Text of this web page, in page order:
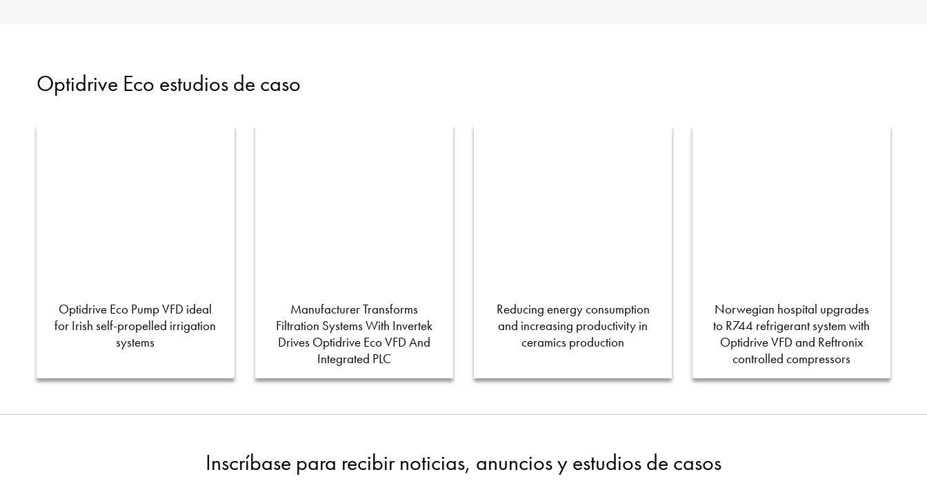
Optidrive Eco estudios de caso
Optidrive Eco Pump VFD ideal
for Irish self-propelled irrigation
systems
Manufacturer Transforms
Filtration Systems With Invertek
Drives Optidrive Eco VFD And
Integrated PLC
Reducing energy consumption
and increasing productivity in
ceramics production
Norwegian hospital upgrades
to R744 refrigerant system with
Optidrive VFD and Reftronix
controlled compressors
Inscríbase para recibir noticias, anuncios y estudios de casos